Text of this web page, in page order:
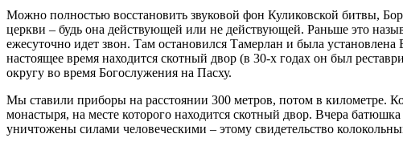
Можно полностью восстановить звуковой фон Куликовской битвы,
церкви – будь она действующей или не действующей. Раньше это
ежесуточно идет звон. Там остановился Тамерлан и была
настоящее время находится скотный двор (в 30-х годах он был
округу во время Богослужения на Пасху.
Мы ставили приборы на расстоянии 300 метров, потом в километре.
монастыря, на месте которого находится скотный двор. Вчера
уничтожены силами человеческими – этому свидетельство